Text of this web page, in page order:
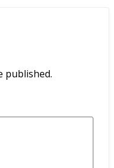
published.